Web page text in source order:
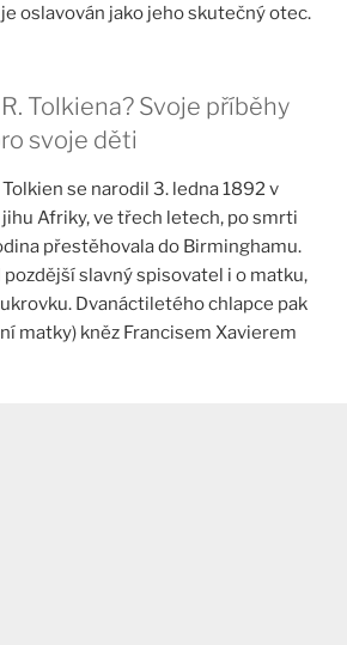
oslavován jako jeho skutečný otec.
Tolkiena? Svoje příběhy
svoje děti
se narodil 3. ledna 1892 v
Afriky, ve třech letech, po smrti
přestěhovala do Birminghamu.
slavný spisovatel i o matku,
Dvanáctiletého chlapce pak
matky) kněz Francisem Xavierem